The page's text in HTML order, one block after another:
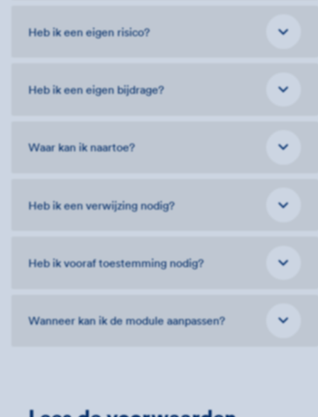
Heb ik een eigen risico?
Heb ik een eigen bijdrage?
Waar kan ik naartoe?
Heb ik een verwijzing nodig?
Heb ik vooraf toestemming nodig?
Wanneer kan ik de module aanpassen?